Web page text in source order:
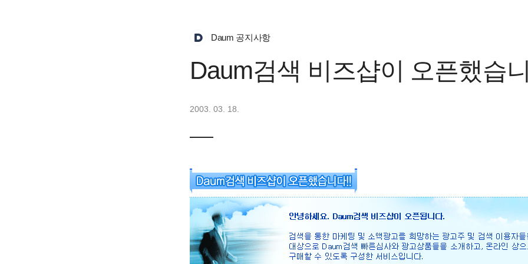
Daum 공지사항
Daum검색 비즈샵이 오픈했습
2003. 03. 18.